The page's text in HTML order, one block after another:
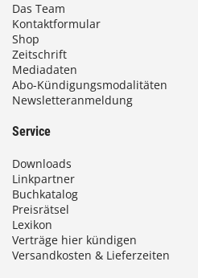
Das Team
Kontaktformular
Shop
Zeitschrift
Mediadaten
Abo-Kündigungsmodalitäten
Newsletteranmeldung
Service
Downloads
Linkpartner
Buchkatalog
Preisrätsel
Lexikon
Verträge hier kündigen
Versandkosten & Lieferzeiten